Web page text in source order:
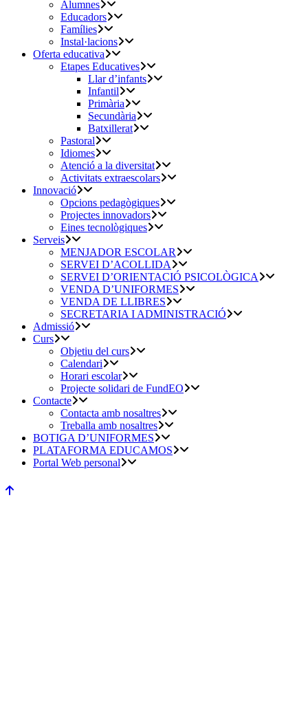
Alumnes
Educadors
Famílies
Instal·lacions
Oferta educativa
Etapes Educatives
Llar d’infants
Infantil
Primària
Secundària
Batxillerat
Pastoral
Idiomes
Atenció a la diversitat
Activitats extraescolars
Innovació
Opcions pedagògiques
Projectes innovadors
Eines tecnològiques
Serveis
MENJADOR ESCOLAR
SERVEI D’ACOLLIDA
SERVEI D’ORIENTACIÓ PSICOLÒGICA
VENDA D’UNIFORMES
VENDA DE LLIBRES
SECRETARIA I ADMINISTRACIÓ
Admissió
Curs
Objetiu del curs
Calendari
Horari escolar
Projecte solidari de FundEO
Contacte
Contacta amb nosaltres
Treballa amb nosaltres
BOTIGA D’UNIFORMES
PLATAFORMA EDUCAMOS
Portal Web personal